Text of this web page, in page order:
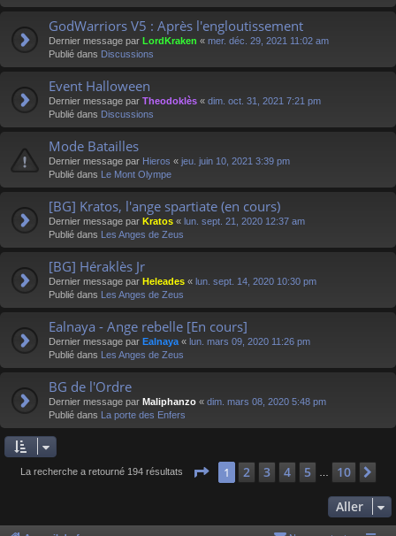
GodWarriors V5 : Après l'engloutissement
Dernier message par LordKraken « mer. déc. 29, 2021 11:02 am
Publié dans Discussions
Event Halloween
Dernier message par Theodoklès « dim. oct. 31, 2021 7:21 pm
Publié dans Discussions
Mode Batailles
Dernier message par Hieros « jeu. juin 10, 2021 3:39 pm
Publié dans Le Mont Olympe
[BG] Kratos, l'ange spartiate (en cours)
Dernier message par Kratos « lun. sept. 21, 2020 12:37 am
Publié dans Les Anges de Zeus
[BG] Héraklès Jr
Dernier message par Heleades « lun. sept. 14, 2020 10:30 pm
Publié dans Les Anges de Zeus
Ealnaya - Ange rebelle [En cours]
Dernier message par Ealnaya « lun. mars 09, 2020 11:26 pm
Publié dans Les Anges de Zeus
BG de l'Ordre
Dernier message par Maliphanzo « dim. mars 08, 2020 5:48 pm
Publié dans La porte des Enfers
La recherche a retourné 194 résultats Page 1sur 10
1 2 3 4 5 10
Aller